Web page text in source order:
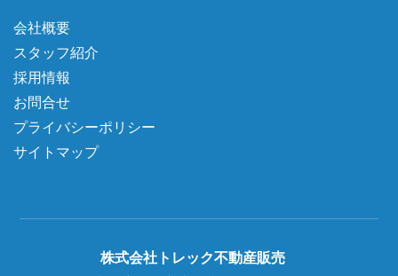
会社概要
スタッフ紹介
採用情報
お問合せ
プライバシーポリシー
サイトマップ
株式会社トレック不動産販売